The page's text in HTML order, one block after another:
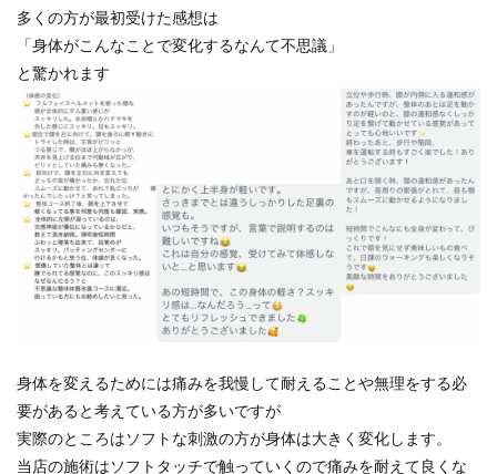
多くの方が最初受けた感想は
「身体がこんなことで変化するなんて不思議」
と驚かれます
身体を変えるためには痛みを我慢して耐えることや無理をする必
要があると考えている方が多いですが
実際のところはソフトな刺激の方が身体は大きく変化します。
当店の施術はソフトタッチで触っていくので痛みを耐えて良くな